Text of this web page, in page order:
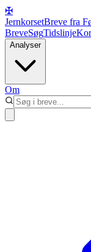
✠
JernkorsetBreve fra
BreveSøgTidslinje
Analyser
Om